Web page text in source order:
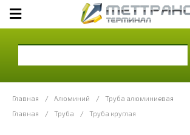
Главная / Алюминий /
Труба алюминиевая
Главная
/ Труба / Труба круглая